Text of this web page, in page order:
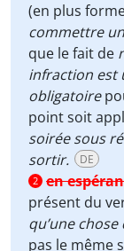
(en plus
commettre
que le fait de
infraction est
obligatoire
point soit
soirée sous
sortir.
DE
2 en
présent du
qu’une
pas le même